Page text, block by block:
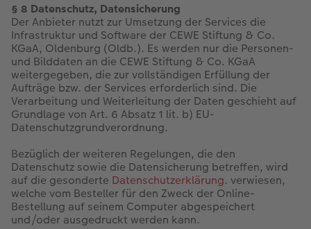
§ 8 Datenschutz, Datensicherung
Der Anbieter nutzt zur Umsetzung der Services die
Infrastruktur und Software der CEWE Stiftung & Co.
KGaA, Oldenburg (Oldb.). Es werden nur die Personen-
und Bilddaten an die CEWE Stiftung & Co. KGaA
weitergegeben, die zur vollständigen Erfüllung der
Aufträge bzw. der Services erforderlich sind. Die
Verarbeitung und Weiterleitung der Daten geschieht auf
Grundlage von Art. 6 Absatz 1 lit. b) EU-
Datenschutzgrundverordnung.
Bezüglich der weiteren Regelungen, die den
Datenschutz sowie die Datensicherung betreffen, wird
auf die gesonderte Datenschutzerklärung. verwiesen,
welche vom Besteller für den Zweck der Online-
Bestellung auf seinem Computer abgespeichert
und/oder ausgedruckt werden kann.